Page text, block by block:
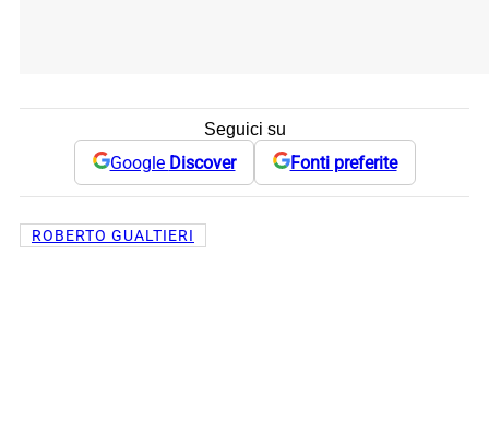
Seguici su
Google Discover Fonti preferite
ROBERTO GUALTIERI